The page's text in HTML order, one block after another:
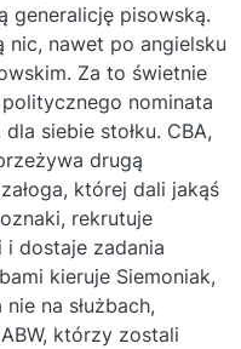
generalicję pisowską.
nawet po angielsku
Za to świetnie
nominata
siebie stołku. CBA,
drugą
której dali jakąś
rekrutuje
i dostaje zadania
kieruje Siemoniak,
na służbach,
którzy zostali